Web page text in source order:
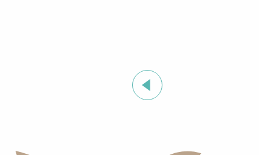
Ausstellung „Jungle indienne“ mit Stammeskunst
Grimaud Art Urbain - Street-Art-Festival